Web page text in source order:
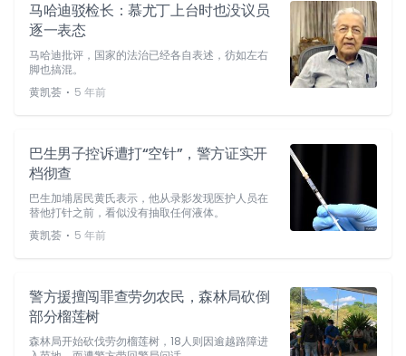
马哈迪驳检长：慕尤丁上台时也没议员
逐一表态
马哈迪批评，国家的法治已经各自表述，彷如左右
脚也搞混。
黄凯荟 ⋅ 5 年前
巴生男子控诉遭打“空针”，警方证实开
档彻查
巴生加埔居民黄氏表示，他从录影发现医护人员在
替他打针之前，看似没有抽取任何液体。
黄凯荟 ⋅ 5 年前
警方援擅闯罪查劳勿农民，森林局砍倒
部分榴莲树
森林局开始砍伐劳勿榴莲树，18人则因逾越路障进